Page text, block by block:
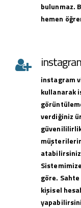
bulunmaz.
hemen
instagram
kullanarak
verdiğiniz
göre.
kişisel